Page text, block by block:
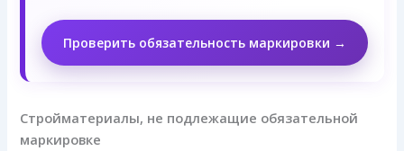
Проверить обязательность маркировки →
Стройматериалы, не подлежащие обязательной
маркировке